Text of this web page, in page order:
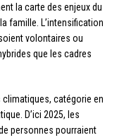
la carte des enjeux du
famille. L’intensification
volontaires ou
que les cadres
catégorie en
D’ici 2025, les
personnes pourraient